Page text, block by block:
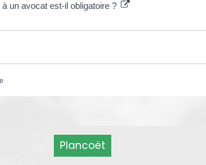
un avocat est-il obligatoire ?
Plancoët